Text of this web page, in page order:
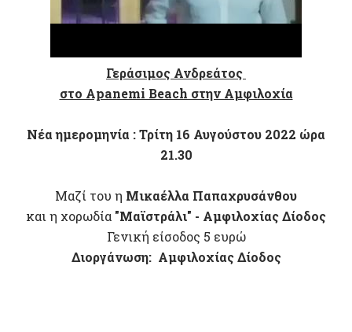
Γεράσιμος Ανδρεάτος
στο Apanemi Beach στην Αμφιλοχία
Νέα ημερομηνία : Τρίτη 16 Αυγούστου 2022 ώρα
21.30
Μαζί του η Μικαέλλα Παπαχρυσάνθου
και η χορωδία "Μαϊστράλι" - Αμφιλοχίας Δίοδος
Γενική είσοδος 5 ευρώ
Διοργάνωση: Αμφιλοχίας Δίοδος